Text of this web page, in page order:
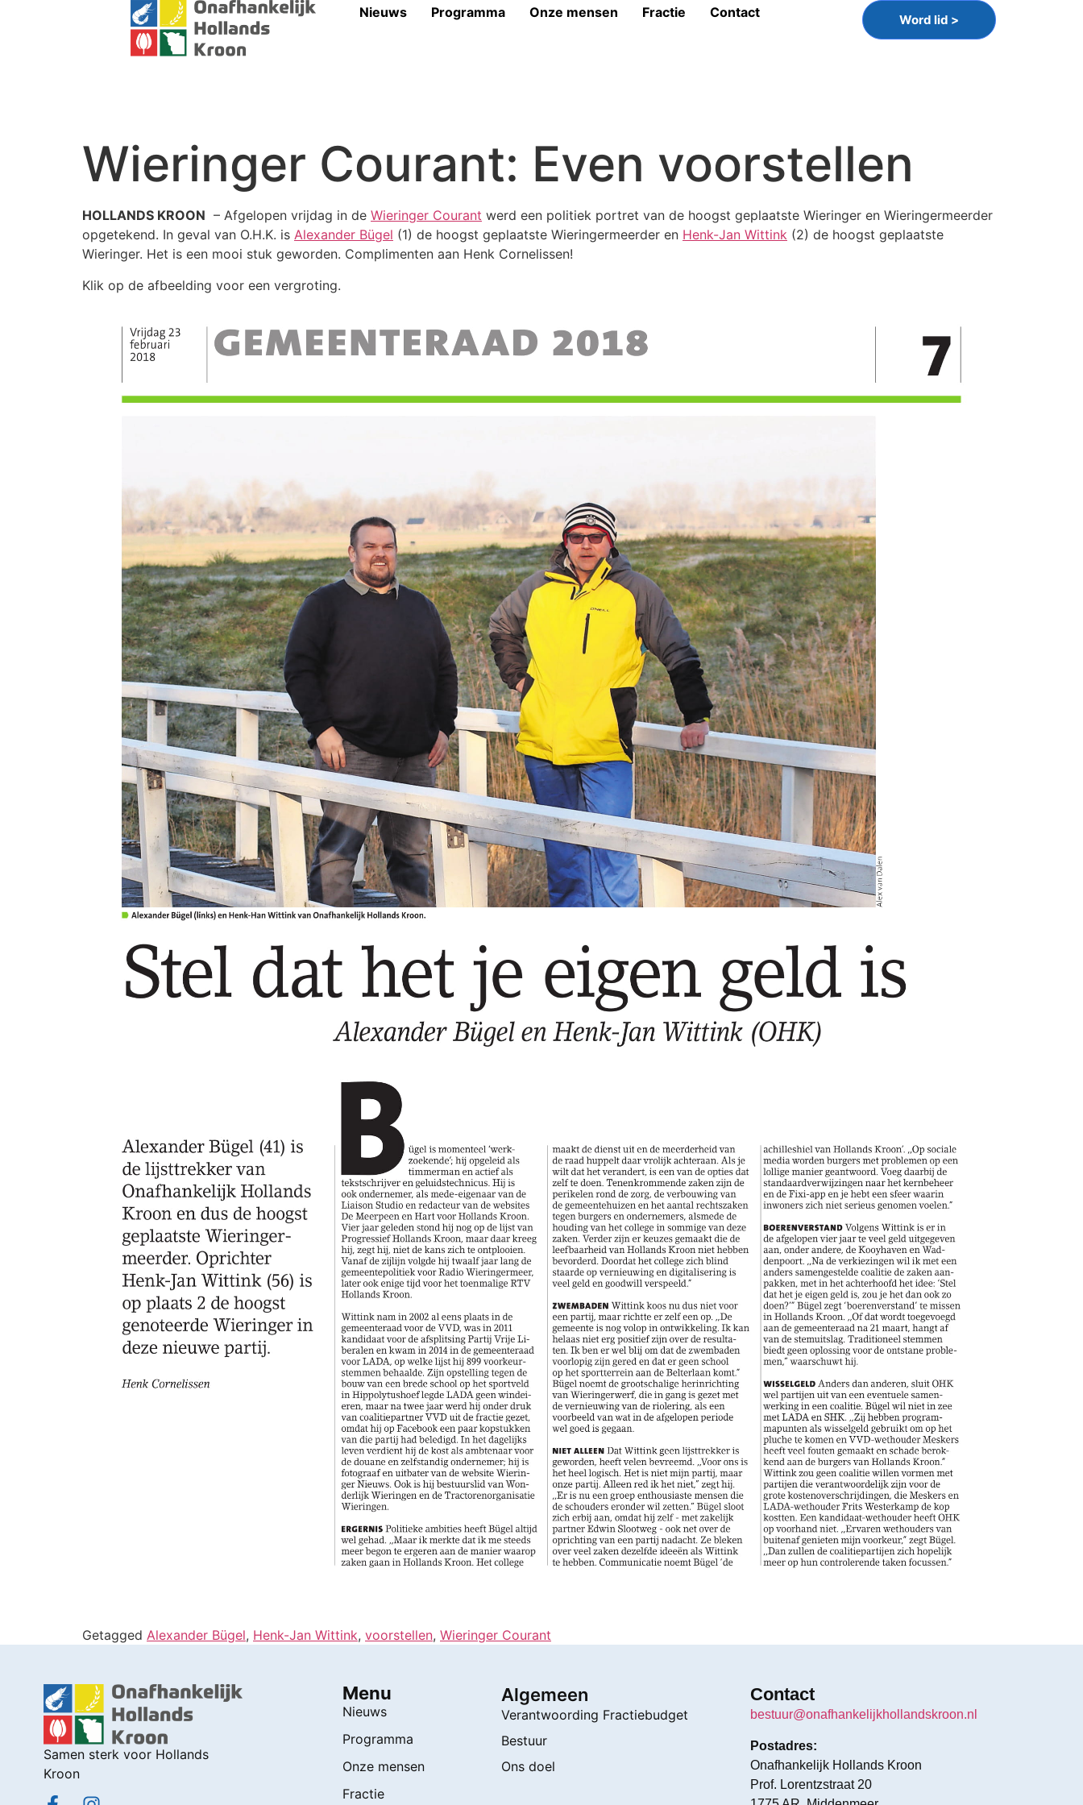
Nieuws Programma Onze mensen Fractie Contact Word lid >
Wieringer Courant: Even voorstellen
HOLLANDS KROON – Afgelopen vrijdag in de Wieringer Courant werd een politiek portret van de hoogst geplaatste Wieringer en Wieringermeerder
opgetekend. In geval van O.H.K. is Alexander Bügel (1) de hoogst geplaatste Wieringermeerder en Henk-Jan Wittink (2) de hoogst geplaatste
Wieringer. Het is een mooi stuk geworden. Complimenten aan Henk Cornelissen!
Klik op de afbeelding voor een vergroting.
Getagged Alexander Bügel, Henk-Jan Wittink, voorstellen, Wieringer Courant
Samen sterk voor Hollands
Kroon
Menu
Nieuws
Programma
Onze mensen
Fractie
Algemeen
Verantwoording Fractiebudget
Bestuur
Ons doel
Contact
bestuur@onafhankelijkhollandskroon.nl
Postadres:
Onafhankelijk Hollands Kroon
Prof. Lorentzstraat 20